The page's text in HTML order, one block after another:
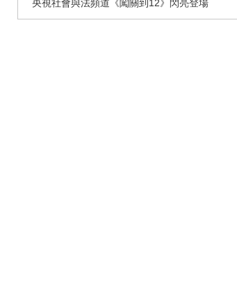
央視社會與法頻道《闖關到12》閃亮登場